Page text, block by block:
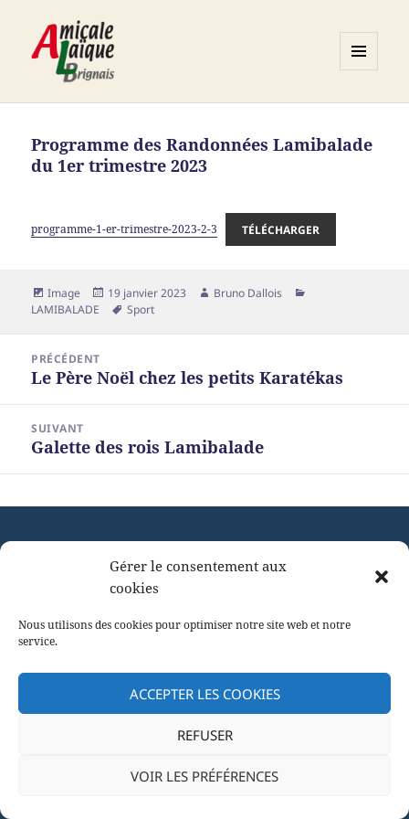
Gérer le consentement aux
cookies
Nous utilisons des cookies pour optimiser notre site web et notre
service.
ACCEPTER LES COOKIES
REFUSER
VOIR LES PRÉFÉRENCES
WIDGETS
Programme des Randonnées Lamibalade
du 1er trimestre 2023
programme-1-er-trimestre-2023-2-3 TÉLÉCHARGER
Format
Image
Publié
le
19 janvier 2023 Auteur
Bruno Dallois
LAMIBALADE
Mots-
Sport
l’article
PRÉCÉDENT
Article
Le Père Noël chez les petits Karatékas
SUIVANT
Article
Galette des rois Lamibalade